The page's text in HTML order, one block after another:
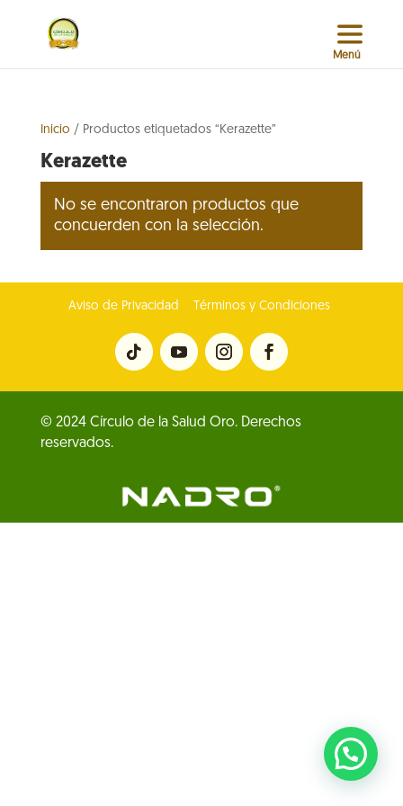
Inicio / Productos etiquetados “Kerazette”
Kerazette
No se encontraron productos que
concuerden con la selección.
Aviso de Privacidad Términos y Condiciones
© 2024 Círculo de la Salud Oro. Derechos
reservados.